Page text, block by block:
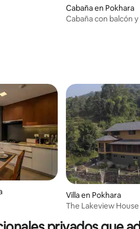
Cabaña en Pokhara
Cabaña con balcón y
Villa en Pokhara
The Lakeview